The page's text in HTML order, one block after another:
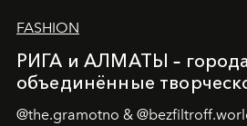
FASHION
РИГА и АЛМАТЫ –
объединённые
@the.gramotno &